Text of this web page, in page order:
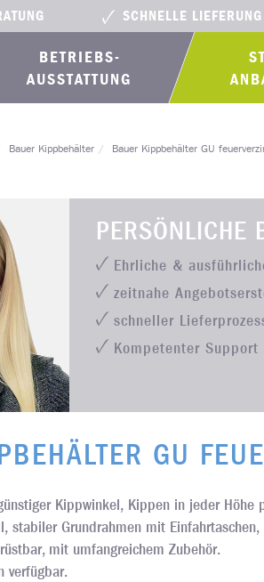
SCHNELLE LIEFERUNG
BETRIEBS­
AUSSTATTUNG
Bauer Kippbehälter Bauer Kippbehälter GU
PERSÖNLICHE
Ehrliche &
zeitnahe
schneller
Kompetenter
GU
Kippwinkel, Kippen in jeder Höhe
stabiler Grundrahmen mit
mit umfangreichem Zubehör.
verfügbar.